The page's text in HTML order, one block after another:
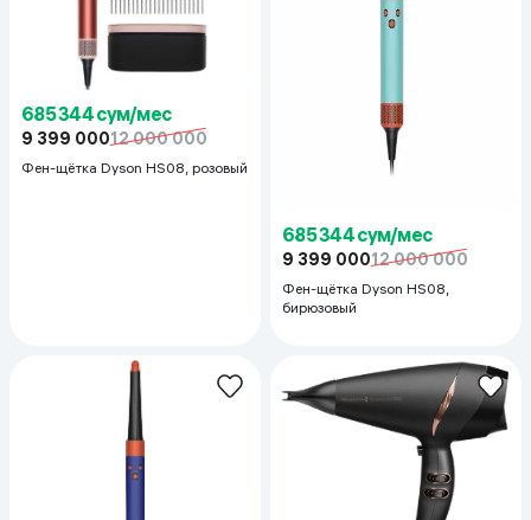
685 344 сум/мес
9 399 00012 000 000
Фен-щётка Dyson HS08, розовый
685 344 сум/мес
9 399 00012 000 000
Фен-щётка Dyson HS08,
бирюзовый